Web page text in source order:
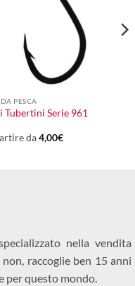
PESCA
Tubertini Serie 961
da4,00€
nella vendita
raccoglie ben 15 anni
per questo mondo.